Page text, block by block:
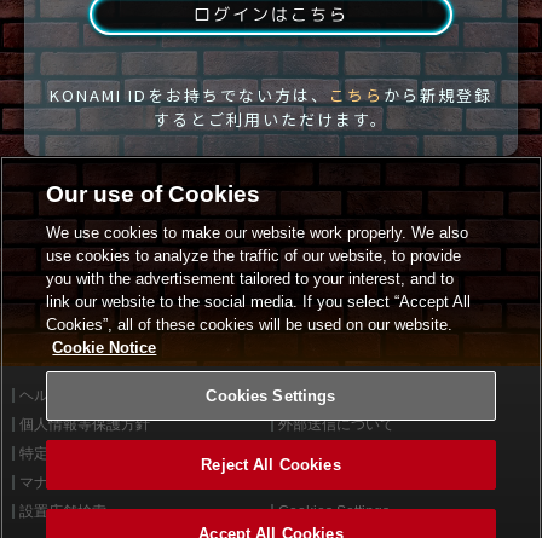
ログインはこちら
KONAMI IDをお持ちでない方は、 こちらから新規登録
するとご利用いただけます。
ヘルプ
利用規約
個人情報等保護方針
外部送信について
特定商取引法に基づく表示
マナー＆ルール
設置店舗検索
Cookies Settings
Our use of Cookies
We use cookies to make our website work properly. We also
use cookies to analyze the traffic of our website, to provide
you with the advertisement tailored to your interest, and to
link our website to the social media. If you select “Accept All
Cookies”, all of these cookies will be used on our website.
Cookie Notice
Cookies Settings
Reject All Cookies
Accept All Cookies